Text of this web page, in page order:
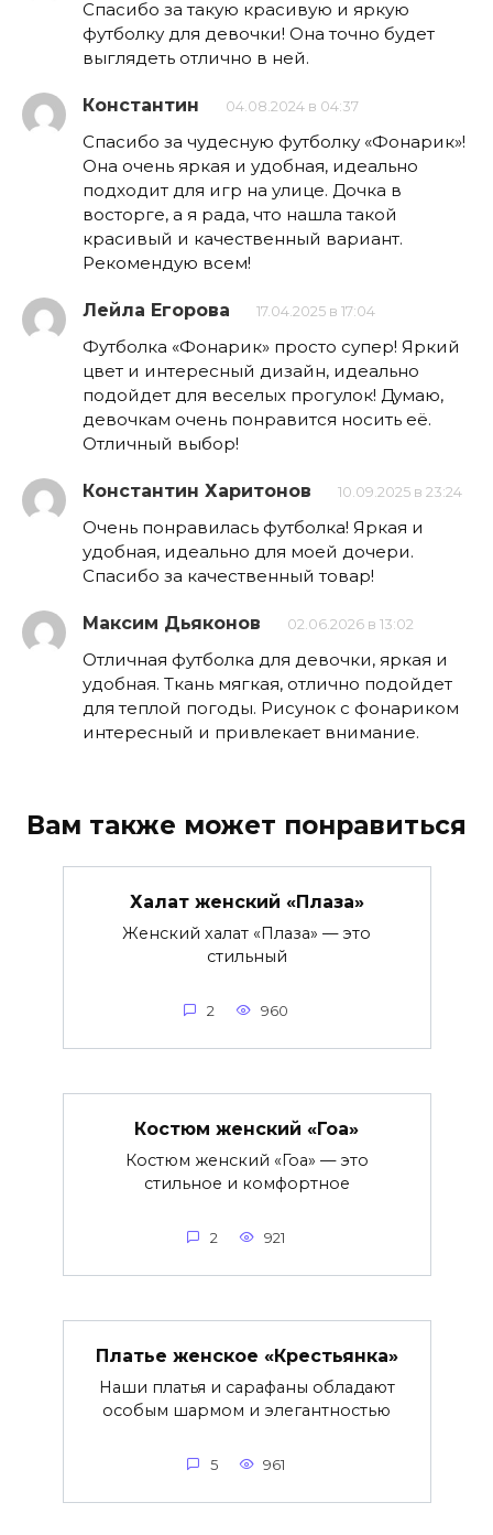
Спасибо за такую красивую и яркую
футболку для девочки! Она точно будет
выглядеть отлично в ней.
Константин 04.08.2024 в 04:37
Спасибо за чудесную футболку «Фонарик»!
Она очень яркая и удобная, идеально
подходит для игр на улице. Дочка в
восторге, а я рада, что нашла такой
красивый и качественный вариант.
Рекомендую всем!
Лейла Егорова 17.04.2025 в 17:04
Футболка «Фонарик» просто супер! Яркий
цвет и интересный дизайн, идеально
подойдет для веселых прогулок! Думаю,
девочкам очень понравится носить её.
Отличный выбор!
Константин Харитонов 10.09.2025 в 23:24
Очень понравилась футболка! Яркая и
удобная, идеально для моей дочери.
Спасибо за качественный товар!
Максим Дьяконов 02.06.2026 в 13:02
Отличная футболка для девочки, яркая и
удобная. Ткань мягкая, отлично подойдет
для теплой погоды. Рисунок с фонариком
интересный и привлекает внимание.
Вам также может понравиться
Халат женский «Плаза»
Женский халат «Плаза» — это
стильный
2 960
Костюм женский «Гоа»
Костюм женский «Гоа» — это
стильное и комфортное
2 921
Платье женское «Крестьянка»
Наши платья и сарафаны обладают
особым шармом и элегантностью
5 961